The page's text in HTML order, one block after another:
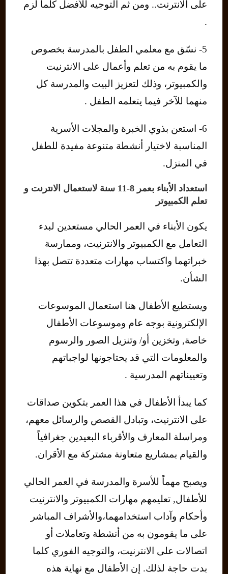
على الانترنت.. ومن ثم التوجيه للأفضل كلما لزم
.
5- نسّق مع معلمي الطفل بالمدرسة بخصوص
ما يقوم به من تعلم وأعمال على الانترنيت
والكمبيوتر، وذلك لتعزيز البيت والمدرسة كل
منهما للآخر فيما يتعلمه الطفل .
6- استعن بذوي الخبرة والمجلات الأسرية
المناسبة لاختيار أنشطة متنوعة مفيدة للطفل
في المنزل.
استعداد الأبناء بعمر 8-11 سنة لاستعمال الانترنت و
تعلم الكمبيوتر
يكون الأبناء في العمر الحالي مستعدين لبدء
التعامل مع الكمبيوتر والانترنيت، وممارسة
خبراتهما واكتساب مهارات متعددة تتصل بهذا
الشأن.
ويستطيع الأطفال هنا استعمال الموسوعات
الإلكترونية بوجه عام وموسوعات الأطفال
خاصة, وتخزين أو/ وتنزيل الصور والرسوم
والمعلومات التي قد يحتاجونها لواجباتهم
وتعييناتهم المدرسية .
كما يبدأ الأطفال في هذا العمر بتكوين صداقات
على الانترنيت، وتبادل القصص والرسائل معهم،
ومراسلة المعارف والأقرباء البعيدين جغرافياً
والقيام بمشاريع متعاونة مشتركة مع الأقران.
ويصبح مهماً للأسرة والمدرسة في العمر الحالي
للأطفال, تعليمهم مهارات الكمبيوتر والانترنيت
وأحكام وآداب استخدامهما،والأشراف المباشر
على ما يقومون به من أنشطة وتعاملات أو
اتصالات على الانترنيت، والتوجيه الفوري كلما
بدت حاجة لذلك. إن الأطفال مع نهاية هذه